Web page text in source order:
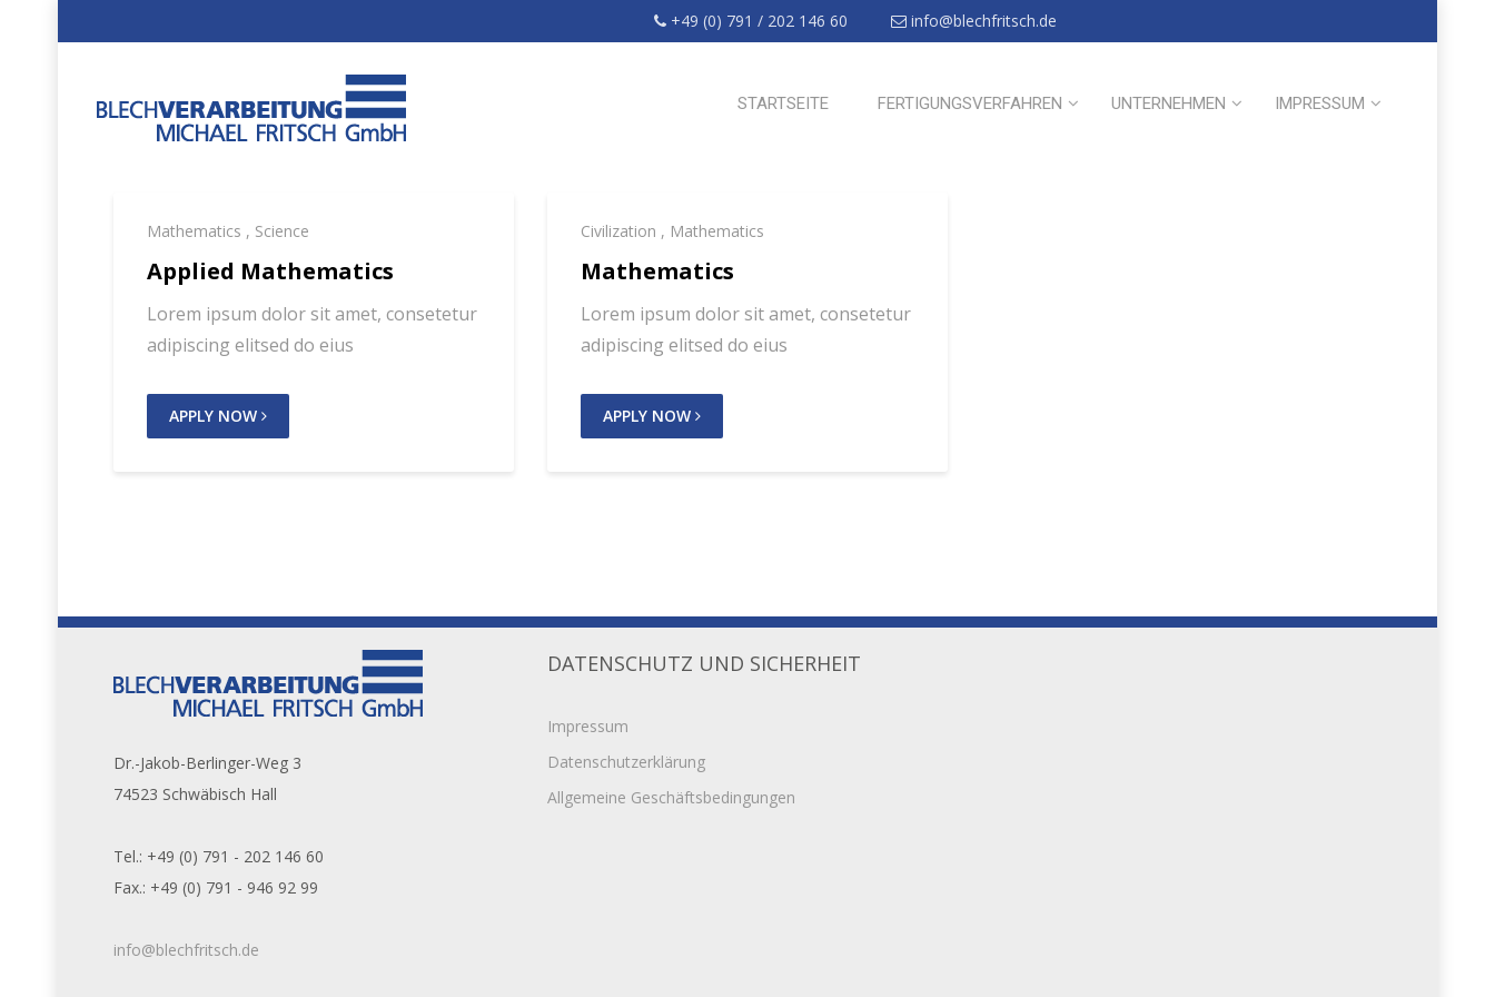
+49 (0) 791 / 202 146 60 info@blechfritsch.de
STARTSEITE FERTIGUNGSVERFAHREN UNTERNEHMEN IMPRESSUM
Mathematics , Science
Applied Mathematics
Lorem ipsum dolor sit amet, consetetur
adipiscing elitsed do eius
APPLY NOW
Civilization , Mathematics
Mathematics
Lorem ipsum dolor sit amet, consetetur
adipiscing elitsed do eius
APPLY NOW
Dr.-Jakob-Berlinger-Weg 3
74523 Schwäbisch Hall
Tel.: +49 (0) 791 - 202 146 60
Fax.: +49 (0) 791 - 946 92 99
info@blechfritsch.de
DATENSCHUTZ UND SICHERHEIT
Impressum
Datenschutzerklärung
Allgemeine Geschäftsbedingungen